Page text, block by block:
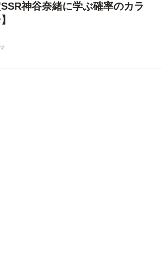
SSR神谷奈緒に学ぶ確率のカラ